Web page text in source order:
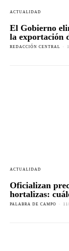
ACTUALIDAD
El Gobierno
la exportación
REDACCIÓN CENTRAL -
ACTUALIDAD
Oficializan
hortalizas:
PALABRA DE CAMPO -